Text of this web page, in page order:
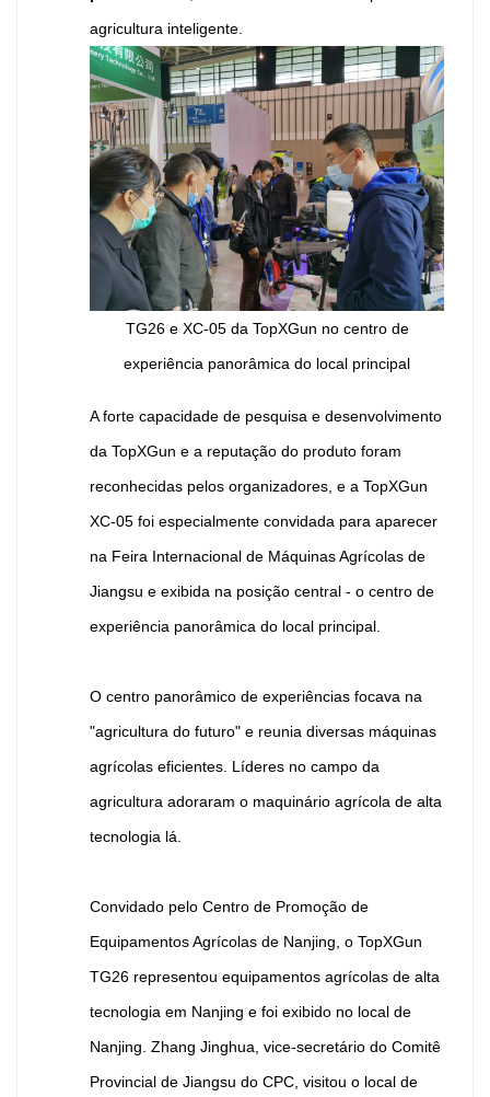
agricultura inteligente.
TG26 e XC-05 da TopXGun no centro de
experiência panorâmica do local principal
A forte capacidade de pesquisa e desenvolvimento
da TopXGun e a reputação do produto foram
reconhecidas pelos organizadores, e a TopXGun
XC-05 foi especialmente convidada para aparecer
na Feira Internacional de Máquinas Agrícolas de
Jiangsu e exibida na posição central - o centro de
experiência panorâmica do local principal.
O centro panorâmico de experiências focava na
"agricultura do futuro" e reunia diversas máquinas
agrícolas eficientes. Líderes no campo da
agricultura adoraram o maquinário agrícola de alta
tecnologia lá.
Convidado pelo Centro de Promoção de
Equipamentos Agrícolas de Nanjing, o TopXGun
TG26 representou equipamentos agrícolas de alta
tecnologia em Nanjing e foi exibido no local de
Nanjing. Zhang Jinghua, vice-secretário do Comitê
Provincial de Jiangsu do CPC, visitou o local de